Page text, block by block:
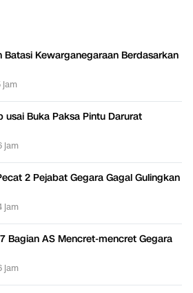
Batasi Kewarganegaraan Berdasarkan
jam
usai Buka Paksa Pintu Darurat
jam
2 Pejabat Gegara Gagal Gulingkan
jam
Bagian AS Mencret-mencret Gegara
jam